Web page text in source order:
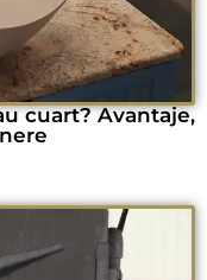
cuart? Avantaje,